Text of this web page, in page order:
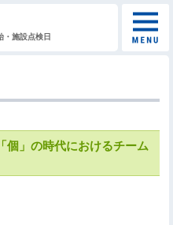
・施設点検日
個」の時代におけるチーム